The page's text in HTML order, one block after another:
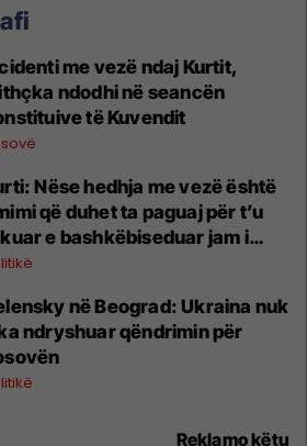
me vezë ndaj Kurtit,
ndodhi në seancën
të Kuvendit
Nëse hedhja me vezë është
që duhet ta paguaj për t’u
e bashkëbiseduar jam i
ta bëj këtë
në Beograd: Ukraina nuk
ndryshuar qëndrimin për
Reklamo këtu